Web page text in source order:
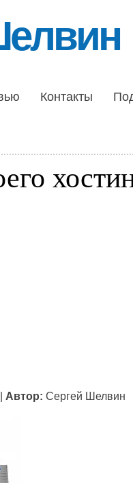
Контакты
| Автор: Сергей Шелвин